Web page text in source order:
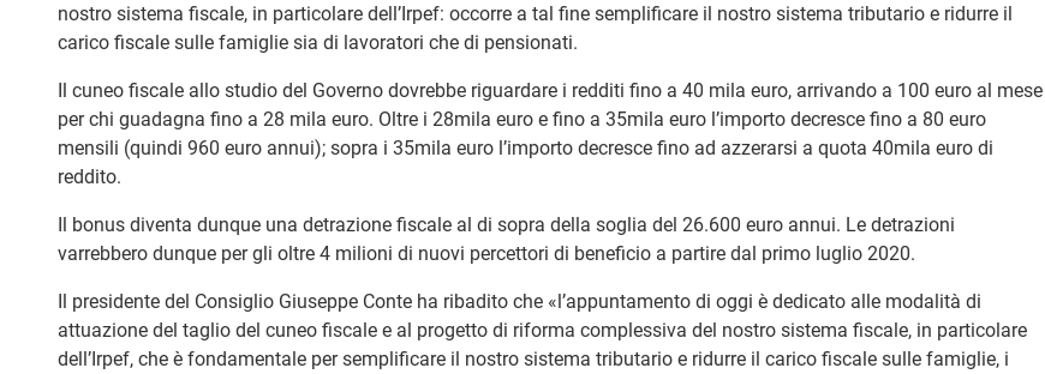
nostro sistema fiscale, in particolare dell’Irpef: occorre a tal fine semplificare il nostro sistema tributario e ridurre il
carico fiscale sulle famiglie sia di lavoratori che di pensionati.
Il cuneo fiscale allo studio del Governo dovrebbe riguardare i redditi fino a 40 mila euro, arrivando a 100 euro al mese
per chi guadagna fino a 28 mila euro. Oltre i 28mila euro e fino a 35mila euro l’importo decresce fino a 80 euro
mensili (quindi 960 euro annui); sopra i 35mila euro l’importo decresce fino ad azzerarsi a quota 40mila euro di
reddito.
Il bonus diventa dunque una detrazione fiscale al di sopra della soglia del 26.600 euro annui. Le detrazioni
varrebbero dunque per gli oltre 4 milioni di nuovi percettori di beneficio a partire dal primo luglio 2020.
Il presidente del Consiglio Giuseppe Conte ha ribadito che «l’appuntamento di oggi è dedicato alle modalità di
attuazione del taglio del cuneo fiscale e al progetto di riforma complessiva del nostro sistema fiscale, in particolare
dell’Irpef, che è fondamentale per semplificare il nostro sistema tributario e ridurre il carico fiscale sulle famiglie, i